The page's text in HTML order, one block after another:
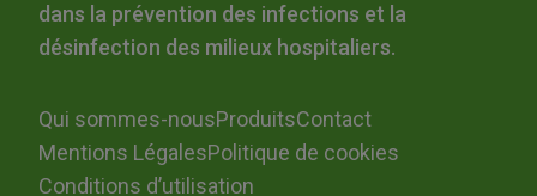
dans la prévention des infections et la
désinfection des milieux hospitaliers.
Qui sommes-nousProduitsContact
Mentions LégalesPolitique de cookies
Conditions d’utilisation